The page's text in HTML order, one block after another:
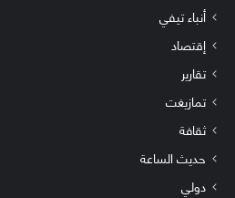
أنباء تيفي
إقتصاد
تقارير
تمازيغت
ثقافة
حديث الساعة
دولي